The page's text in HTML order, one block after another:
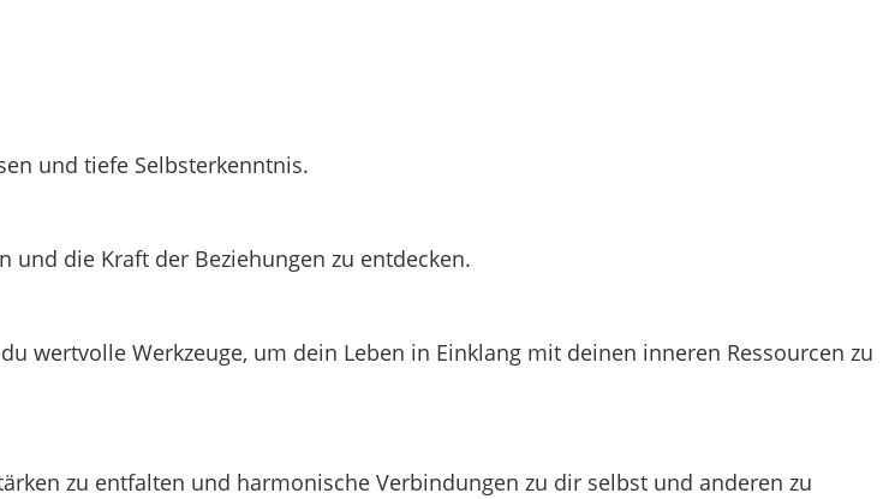
und tiefe Selbsterkenntnis.
die Kraft der Beziehungen zu entdecken.
wertvolle Werkzeuge, um dein Leben in Einklang mit deinen inneren Ressourcen zu
zu entfalten und harmonische Verbindungen zu dir selbst und anderen zu